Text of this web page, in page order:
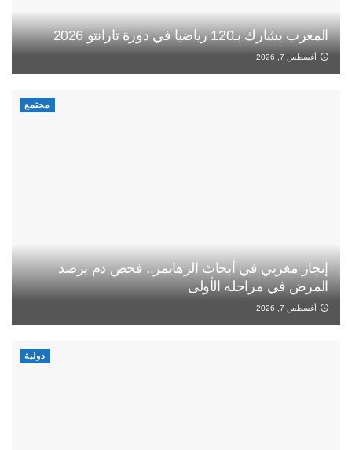
المغرب يشارك بـ120 رياضيا في دورة تارانتو 2026
أغسطس 7, 2026
مجتمع
إنجاز مغربي في أبحاث الزهايمر.. فحص دم يرصد
المرض في مراحله الأولى
أغسطس 7, 2026
دولية